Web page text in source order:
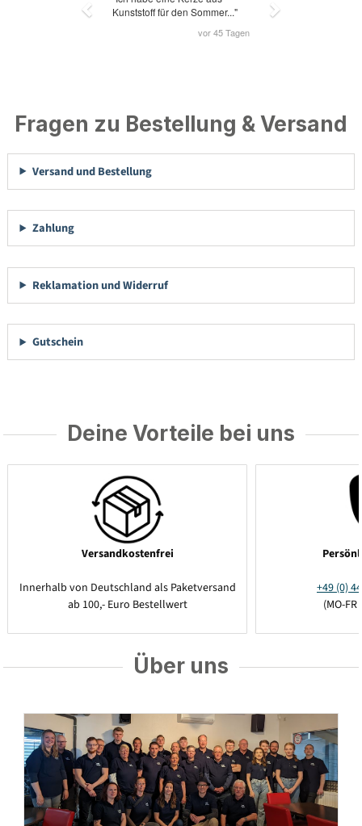
Fragen zu Bestellung & Versand
Versand und Bestellung
Zahlung
Reklamation und Widerruf
Gutschein
Deine Vorteile bei uns
Versandkostenfrei
Innerhalb von Deutschland als Paketversand
ab 100,- Euro Bestellwert
+49 (0)
(MO-
Über uns